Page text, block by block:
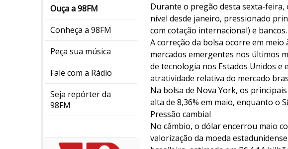
Ouça a 98FM
Conheça a 98FM
Peça sua música
Fale com a Rádio
Seja repórter da
98FM
Durante o pregão desta sexta-feira,
nível desde janeiro, pressionado
com cotação internacional) e bancos.
A correção da bolsa ocorre em
mercados emergentes nos últimos
de tecnologia nos Estados Unidos e
atratividade relativa do mercado
Na bolsa de Nova York, os
alta de 8,36% em maio, enquanto o
Pressão cambial
No câmbio, o dólar encerrou maio
valorização da moeda